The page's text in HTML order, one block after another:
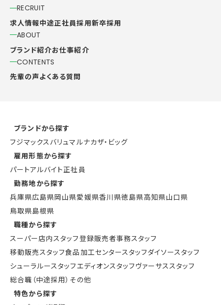
RECRUIT
求人情報中途正社員採用新卒採用
ABOUT
ブランド紹介お仕事紹介
CONTENTS
先輩の声よくある質問
ブランドから探す
フジマックスバリュマルナカザ・ビッグ
雇用形態から探す
パートアルバイト正社員
勤務地から探す
兵庫県広島県岡山県愛媛県香川県徳島県高知県山口県
鳥取県島根県
職種から探す
スーパー店内スタッフ登録販売者事務スタッフ
移動販売スタッフ食品加工センタースタッフダイソースタッフ
シューラルースタッフエディオンスタッフヴァーサススタッフ
総合職（中途採用） その他
特色から探す